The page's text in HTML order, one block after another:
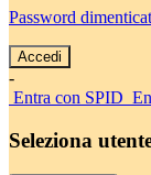
Password
-
Entra con SPID
Seleziona